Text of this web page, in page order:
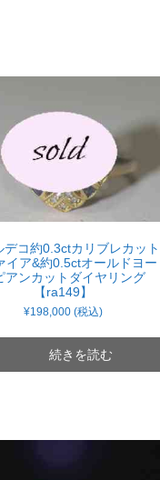
デコ約0.3ctカリブレカット
イア&約0.5ctオールドヨー
アンカットダイヤリング
【ra149】
¥198,000 (税込)
続きを読む